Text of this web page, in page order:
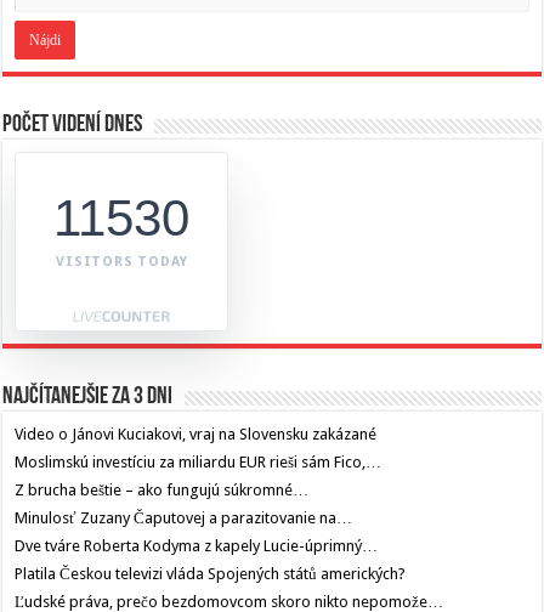
Počet videní dnes
11530
VISITORS TODAY
Najčítanejšie za 3 dni
Video o Jánovi Kuciakovi, vraj na Slovensku zakázané
Moslimskú investíciu za miliardu EUR rieši sám Fico,…
Z brucha beštie – ako fungujú súkromné…
Minulosť Zuzany Čaputovej a parazitovanie na…
Dve tváre Roberta Kodyma z kapely Lucie-úprimný…
Platila Českou televizi vláda Spojených států amerických?
Ľudské práva, prečo bezdomovcom skoro nikto nepomože…